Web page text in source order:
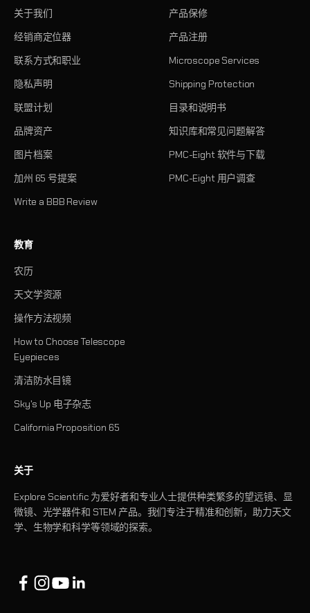
关于我们
经销商定位器
联系方式和职业
隐私声明
联盟计划
品牌资产
图片档案
加州 65 号提案
Write a BBB Review
产品保修
产品注册
Microscope Services
Shipping Protection
目录和说明书
知识库和常见问题解答
PMC-Eight 软件与下载
PMC-Eight 用户调查
教育
农历
天文学资源
操作方法视频
How to Choose Telescope
Eyepieces
清洁防水目镜
Sky's Up 电子杂志
California Proposition 65
关于
Explore Scientific 为爱好者和专业人士提供种类繁多的望远镜、显
微镜、光学器件和 STEM 产品。我们专注于精准和创新，助力天文
学、生物学和科学等领域的探索。